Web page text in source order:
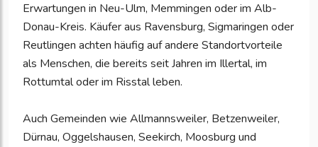
Erwartungen in Neu-Ulm, Memmingen oder im Alb-
Donau-Kreis. Käufer aus Ravensburg, Sigmaringen oder
Reutlingen achten häufig auf andere Standortvorteile
als Menschen, die bereits seit Jahren im Illertal, im
Rottumtal oder im Risstal leben.
Auch Gemeinden wie Allmannsweiler, Betzenweiler,
Dürnau, Oggelshausen, Seekirch, Moosburg und